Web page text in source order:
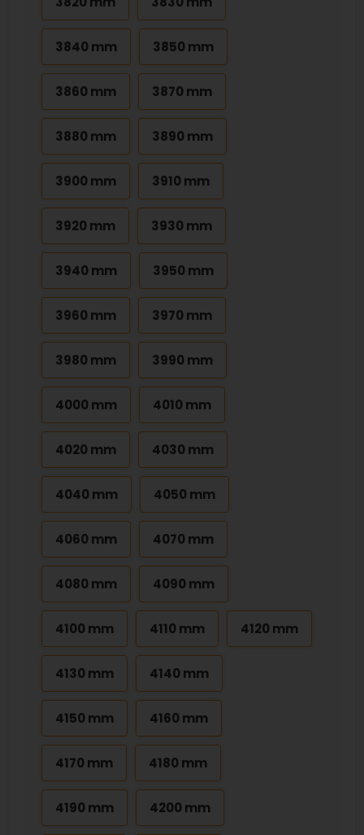
3840 mm 3850 mm
3860 mm 3870 mm
3880 mm 3890 mm
3900 mm 3910 mm
3920 mm 3930 mm
3940 mm 3950 mm
3960 mm 3970 mm
3980 mm 3990 mm
4000 mm 4010 mm
4020 mm 4030 mm
4040 mm 4050 mm
4060 mm 4070 mm
4080 mm 4090 mm
4100 mm 4110 mm 4120 mm
4130 mm 4140 mm
4150 mm 4160 mm
4170 mm 4180 mm
4190 mm 4200 mm